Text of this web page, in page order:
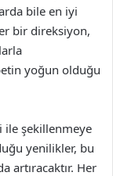
bile en iyi
bir direksiyon,
yoğun olduğu
ile şekillenmeye
yenilikler, bu
artıracaktır. Her